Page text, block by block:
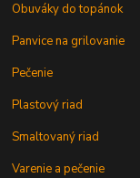
Obuváky do topánok
Panvice na grilovanie
Pečenie
Plastový riad
Smaltovaný riad
Varenie a pečenie